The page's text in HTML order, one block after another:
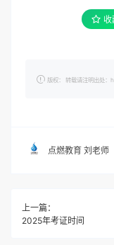
收
版权： 转载请注明出处
点燃教育 刘老师
上一篇：
2025年考证时间